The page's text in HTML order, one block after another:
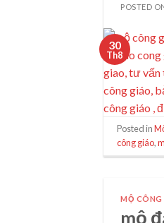
POSTED
30
Th8
Posted in
công giáo,
MỘ
mộ